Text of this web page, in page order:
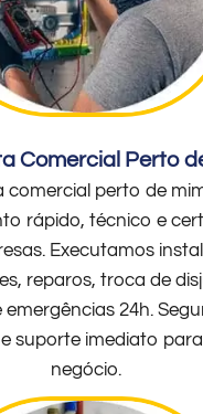
Comercial Perto
comercial perto de
rápido, técnico e
Executamos
reparos, troca de
emergências 24h.
suporte imediato
negócio.